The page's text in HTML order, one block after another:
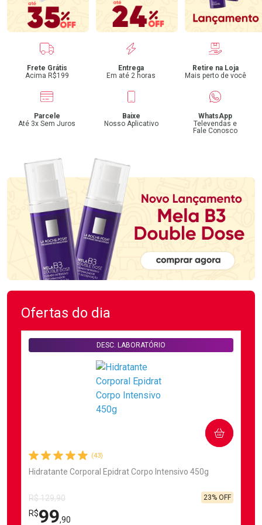
Benefícios
Frete Grátis
Acima R$199
Entrega
Em até 2 horas
Retire na Loja
Mais perto de você
Parcele
Até 3x Sem Juros
Baixe
Nosso Aplicativo
WhatsApp
Televendas e
Fale Conosco
Ofertas do dia
(43)
Hidratante Corporal Epidrat Corpo Intensivo 450g
DESC. LABORATÓRIO
R$ 129,90
R$99,90
23% OFF
COMPRAR